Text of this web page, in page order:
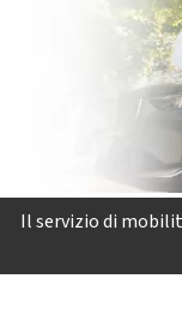
Il servizio di